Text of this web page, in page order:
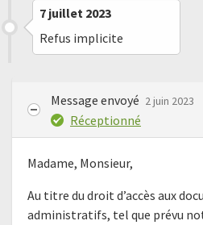
7 juillet 2023
Refus implicite
Message envoyé 2 juin 2023
Réceptionné
Madame, Monsieur,
Au titre du droit d’accès aux
administratifs, tel que prévu